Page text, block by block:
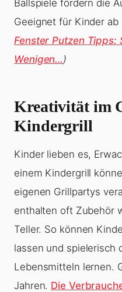
Ballspiele fördern die
Geeignet für Kinder ab
Fenster Putzen Tipps:
Wenigen… )
Kreativität im
Kindergrill
Kinder lieben es,
einem Kindergrill
eigenen Grillpartys
enthalten oft Zubehör
Teller. So können
lassen und spielerisch
Lebensmitteln lernen.
Jahren. Die